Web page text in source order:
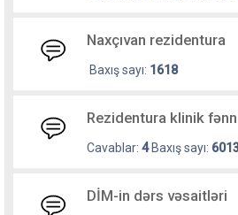
Naxçıvan rezidentura
Baxış sayı: 1618
Rezidentura klinik
Cavablar: 4Baxış sayı:
DİM-in dərs vəsaitləri